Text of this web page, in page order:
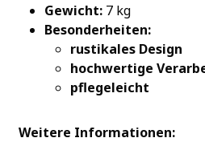
Gewicht:7 kg
Besonderheiten:
rustikales Design
hochwertige
pflegeleicht
Weitere Informationen: